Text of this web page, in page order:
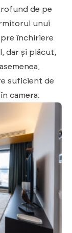
de pe
unui
închiriere
dar și plăcut,
suficient de
camera.